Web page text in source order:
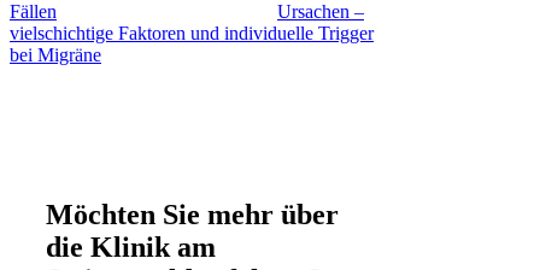
Fällen
Ursachen –
vielschichtige Faktoren und individuelle Trigger
bei Migräne
Möchten Sie mehr über
die Klinik am